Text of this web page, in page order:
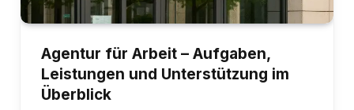
Agentur für Arbeit – Aufgaben,
Leistungen und Unterstützung im
Überblick